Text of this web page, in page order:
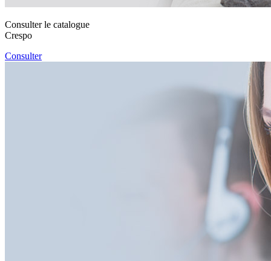
Consulter le catalogue
Crespo
Consulter